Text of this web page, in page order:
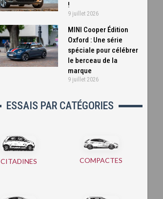
!
9 juillet 2026
MINI Cooper Édition
Oxford : Une série
spéciale pour célébrer
le berceau de la
marque
9 juillet 2026
ESSAIS PAR CATÉGORIES
CITADINES COMPACTES